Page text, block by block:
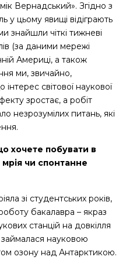
Вернадський». Згідно з
у цьому явищі відіграють
знайшли чіткі тижневі
(за даними мережі
Америці, а також
ми, звичайно,
світової наукової
зростає, а робіт
незрозумілих питань, які
хочете побувати в
чи спонтанне
зі студентських років,
бакалавра – якраз
станцій на довкілля
займалася науковою
озону над Антарктикою.